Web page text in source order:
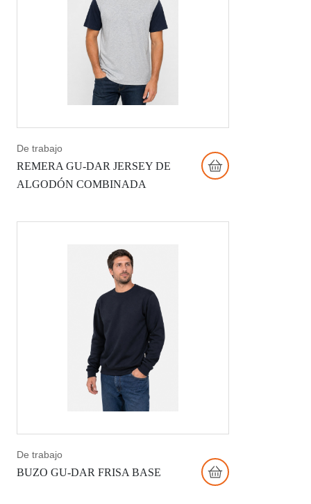
De trabajo
REMERA GU-DAR JERSEY DE
ALGODÓN COMBINADA
De trabajo
BUZO GU-DAR FRISA BASE